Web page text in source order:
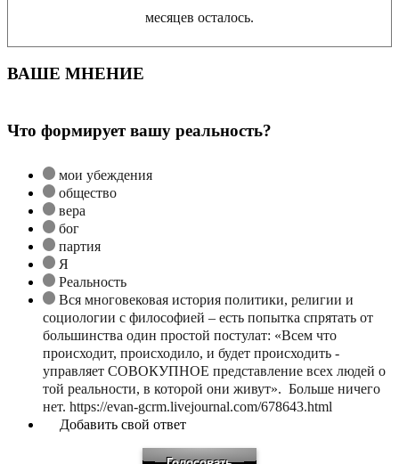
месяцев осталось.
ВАШЕ МНЕНИЕ
Что формирует вашу реальность?
мои убеждения
общество
вера
бог
партия
Я
Реальность
Вся многовековая история политики, религии и
социологии с философией – есть попытка спрятать от
большинства один простой постулат: «Всем что
происходит, происходило, и будет происходить -
управляет СОВОКУПНОЕ представление всех людей о
той реальности, в которой они живут». Больше ничего
нет. https://evan-gcrm.livejournal.com/678643.html
Добавить свой ответ